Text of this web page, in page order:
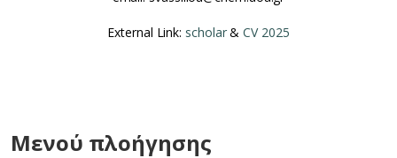
External Link: scholar&CV 2025
Μενού πλοήγησης